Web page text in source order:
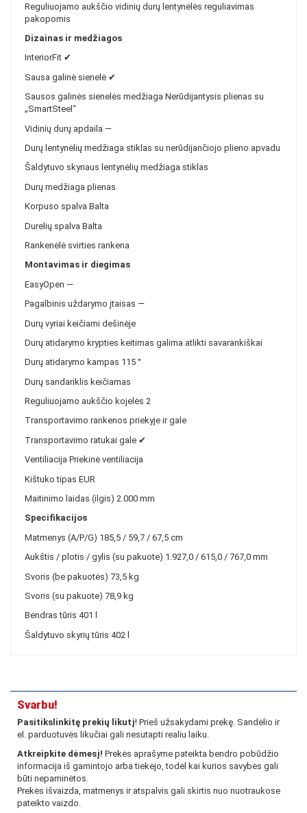
Reguliuojamo aukščio vidinių durų lentynėlės reguliavimas
pakopomis
Dizainas ir medžiagos
InteriorFit ✔
Sausa galinė sienelė ✔
Sausos galinės sienelės medžiaga Nerūdijantysis plienas su
„SmartSteel“
Vidinių durų apdaila —
Durų lentynėlių medžiaga stiklas su nerūdijančiojo plieno apvadu
Šaldytuvo skyriaus lentynėlių medžiaga stiklas
Durų medžiaga plienas
Korpuso spalva Balta
Durelių spalva Balta
Rankenėlė svirties rankena
Montavimas ir diegimas
EasyOpen —
Pagalbinis uždarymo įtaisas —
Durų vyriai keičiami dešinėje
Durų atidarymo krypties keitimas galima atlikti savarankiškai
Durų atidarymo kampas 115 °
Durų sandariklis keičiamas
Reguliuojamo aukščio kojelės 2
Transportavimo rankenos priekyje ir gale
Transportavimo ratukai gale ✔
Ventiliacija Priekinė ventiliacija
Kištuko tipas EUR
Maitinimo laidas (ilgis) 2.000 mm
Specifikacijos
Matmenys (A/P/G) 185,5 / 59,7 / 67,5 cm
Aukštis / plotis / gylis (su pakuote) 1.927,0 / 615,0 / 767,0 mm
Svoris (be pakuotės) 73,5 kg
Svoris (su pakuote) 78,9 kg
Bendras tūris 401 l
Šaldytuvo skyrių tūris 402 l
Svarbu!
Pasitikslinkitę prekių likutį! Prieš užsakydami prekę. Sandėlio ir
el. parduotuvės likučiai gali nesutapti realiu laiku.
Atkreipkite dėmesį! Prekės aprašyme pateikta bendro pobūdžio
informacija iš gamintojo arba tiekėjo, todėl kai kurios savybės gali
būti nepaminėtos.
Prekės išvaizda, matmenys ir atspalvis gali skirtis nuo nuotraukose
pateikto vaizdo.